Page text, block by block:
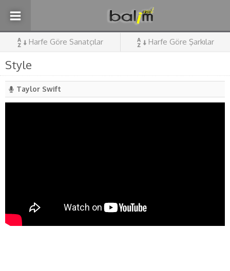
Harfe Göre Sanatçılar Harfe Göre Şarkılar
Style
Taylor Swift